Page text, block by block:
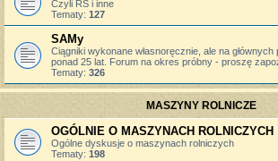
Czyli RS i inne
Tematy: 127
SAMy
Ciągniki wykonane własnoręcznie, ale na
ponad 25 lat. Forum na okres próbny - proszę
Tematy: 326
MASZYNY ROLNICZE
OGÓLNIE O MASZYNACH ROLNICZYCH
Ogólne dyskusje o maszynach rolniczych
Tematy: 198